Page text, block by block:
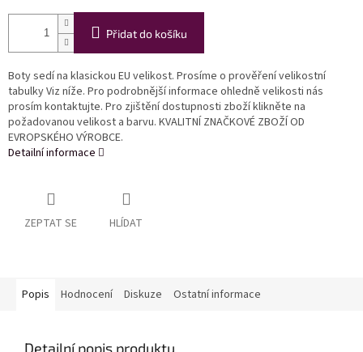
Přidat do košíku
Boty sedí na klasickou EU velikost. Prosíme o prověření velikostní
tabulky Viz níže. Pro podrobnější informace ohledně velikosti nás
prosím kontaktujte. Pro zjištění dostupnosti zboží klikněte na
požadovanou velikost a barvu. KVALITNÍ ZNAČKOVÉ ZBOŽÍ OD
EVROPSKÉHO VÝROBCE.
Detailní informace
ZEPTAT SE HLÍDAT
Popis Hodnocení Diskuze Ostatní informace
Detailní popis produktu